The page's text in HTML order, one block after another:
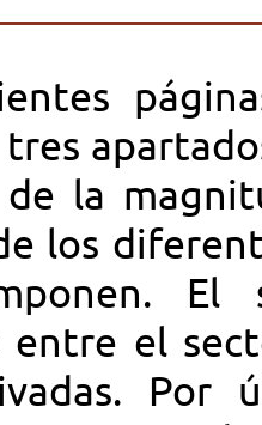
de la
los
El
entre el
Por